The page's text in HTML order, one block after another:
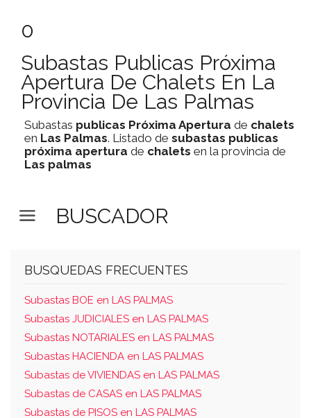
0
Subastas Publicas Próxima
Apertura De Chalets En La
Provincia De Las Palmas
Subastas publicas Próxima Apertura de chalets
en Las Palmas. Listado de subastas publicas
próxima apertura de chalets en la provincia de
Las palmas
BUSCADOR
BUSQUEDAS FRECUENTES
Subastas BOE en LAS PALMAS
Subastas JUDICIALES en LAS PALMAS
Subastas NOTARIALES en LAS PALMAS
Subastas HACIENDA en LAS PALMAS
Subastas de VIVIENDAS en LAS PALMAS
Subastas de CASAS en LAS PALMAS
Subastas de PISOS en LAS PALMAS